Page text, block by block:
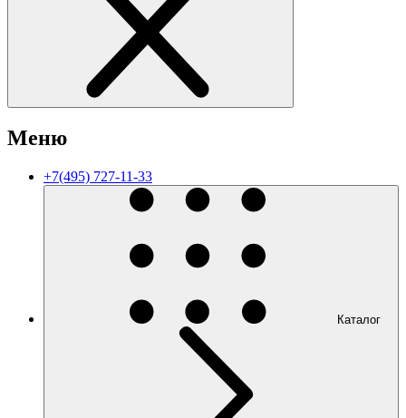
Меню
+7(495) 727-11-33
Каталог